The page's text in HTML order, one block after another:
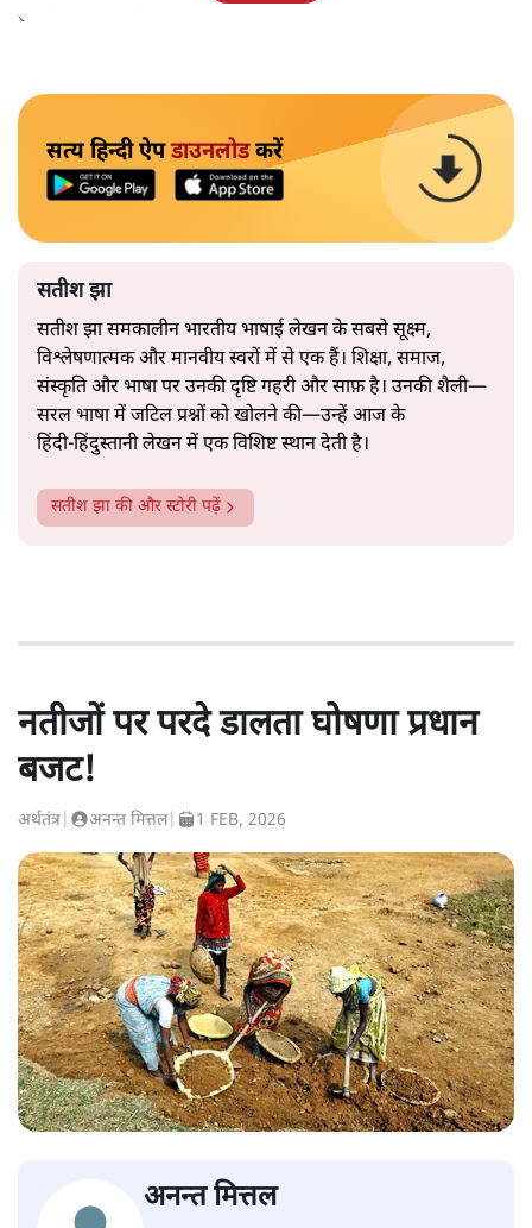
उतनी ही अनुमानित और दोहराव भरी।
सत्य हिन्दी ऐपडाउनलोडकरें
सतीश झा
सतीश झा समकालीन भारतीय भाषाई लेखन के सबसे सूक्ष्म,
विश्लेषणात्मक और मानवीय स्वरों में से एक हैं। शिक्षा, समाज,
संस्कृति और भाषा पर उनकी दृष्टि गहरी और साफ़ है। उनकी शैली—
सरल भाषा में जटिल प्रश्नों को खोलने की—उन्हें आज के
हिंदी‑हिंदुस्तानी लेखन में एक विशिष्ट स्थान देती है।
सतीश झा की और स्टोरी पढ़ें
नतीजों पर परदे डालता घोषणा प्रधान
बजट!
अर्थतंत्र अनन्त मित्तल| 1 FEB, 2026
अनन्त मित्तल